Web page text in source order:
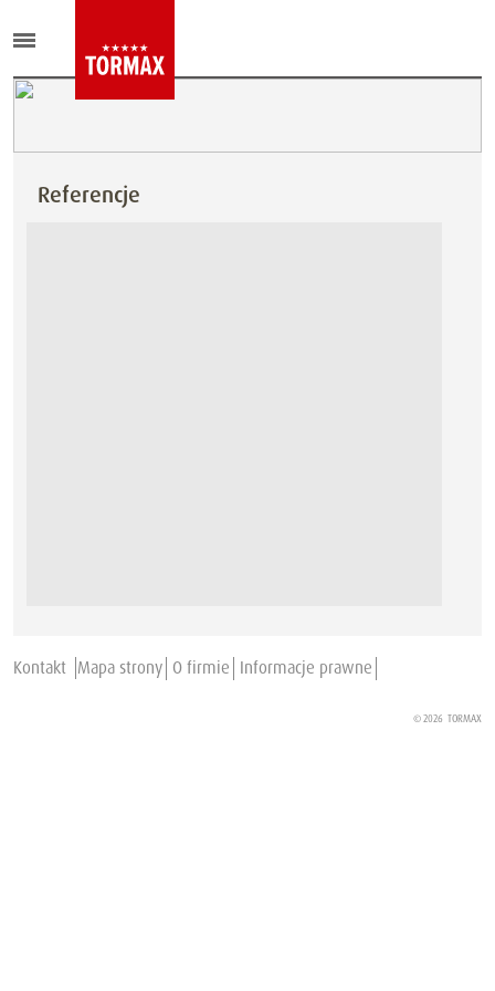
Referencje
Kontakt Mapa strony O firmie Informacje prawne
© 2026 TORMAX